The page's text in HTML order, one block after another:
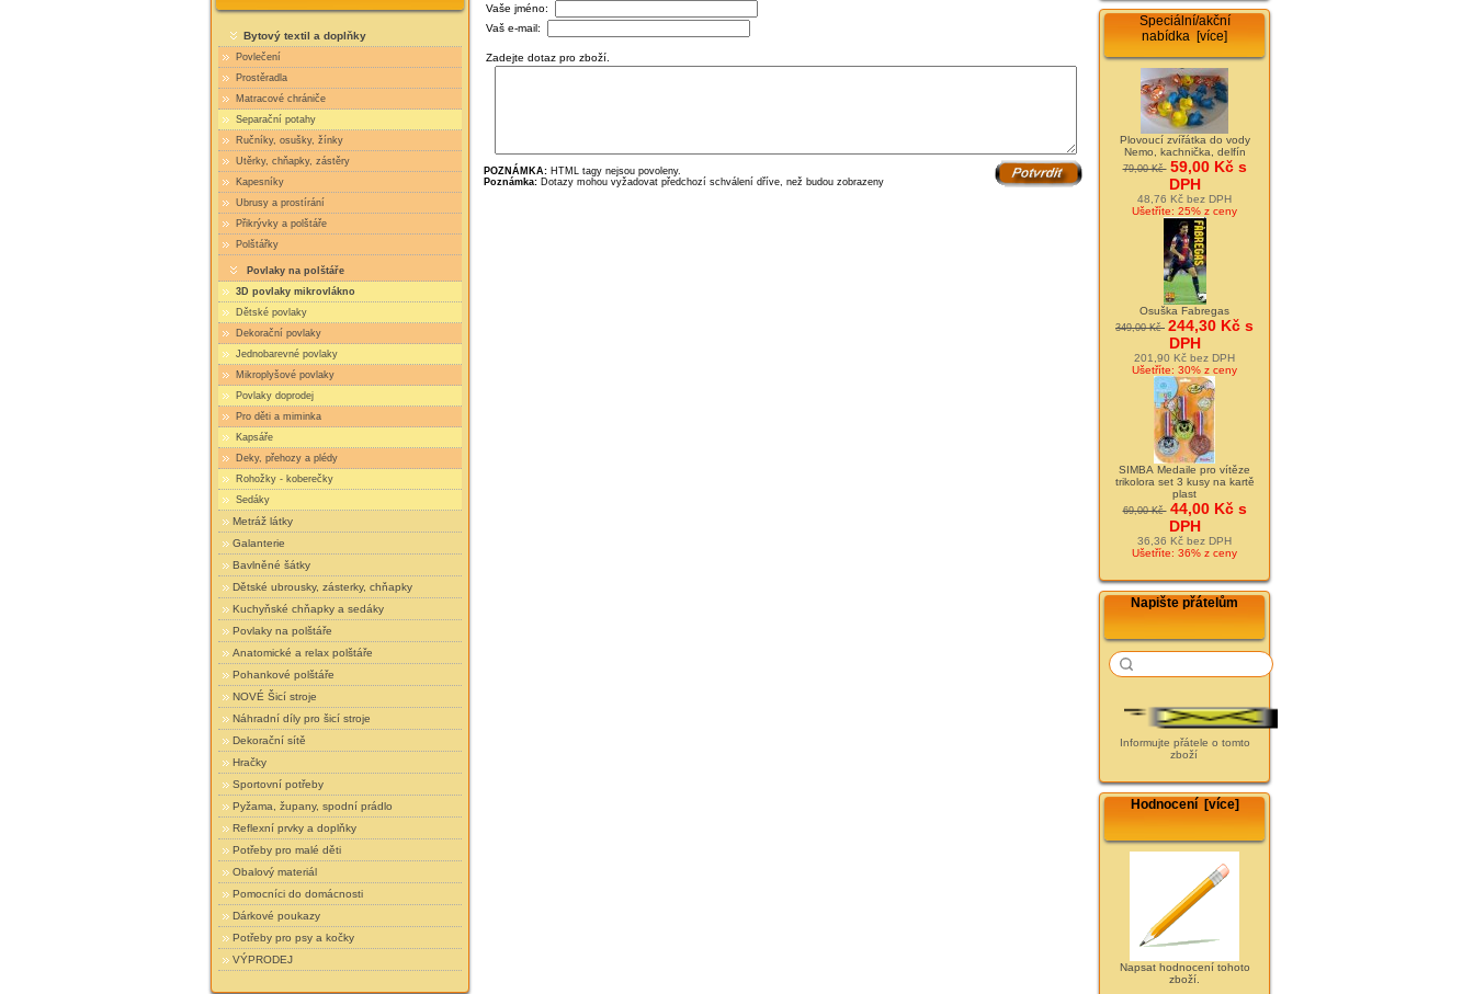
Bytový textil a doplňky
Povlečení
Prostěradla
Matracové chrániče
Separační potahy
Ručníky, osušky, žínky
Utěrky, chňapky, zástěry
Kapesníky
Ubrusy a prostírání
Přikrývky a polštáře
Polštářky
Povlaky na polštáře
3D povlaky mikrovlákno
Dětské povlaky
Dekorační povlaky
Jednobarevné povlaky
Mikroplyšové povlaky
Povlaky doprodej
Pro děti a miminka
Kapsáře
Deky, přehozy a plédy
Rohožky - koberečky
Sedáky
Metráž látky
Galanterie
Bavlněné šátky
Dětské ubrousky, zásterky, chňapky
Kuchyňské chňapky a sedáky
Povlaky na polštáře
Anatomické a relax polštáře
Pohankové polštáře
NOVÉ Šicí stroje
Náhradní díly pro šicí stroje
Dekorační sítě
Hračky
Sportovní potřeby
Pyžama, župany, spodní prádlo
Reflexní prvky a doplňky
Potřeby pro malé děti
Obalový materiál
Pomocníci do domácnosti
Dárkové poukazy
Potřeby pro psy a kočky
VÝPRODEJ
Vaše jméno:
Vaš e-mail:
Zadejte dotaz pro zboží.
POZNÁMKA:HTML tagy nejsou povoleny.
Poznámka:Dotazy mohou vyžadovat předchozí schválení dříve, než budou zobrazeny
Speciální/akční
nabídka [více]
Plovoucí zvířátka do vody
Nemo, kachnička, delfín
79,00 Kč 59,00 Kč s
DPH
48,76 Kč bez DPH
Ušetříte: 25% z ceny
Osuška Fabregas
349,00 Kč 244,30 Kč s
DPH
201,90 Kč bez DPH
Ušetříte: 30% z ceny
SIMBA Medaile pro vítěze
trikolora set 3 kusy na kartě
plast
69,00 Kč 44,00 Kč s
DPH
36,36 Kč bez DPH
Ušetříte: 36% z ceny
Napište přátelům
Informujte přátele o tomto
zboží
Hodnocení [více]
Napsat hodnocení tohoto
zboží.